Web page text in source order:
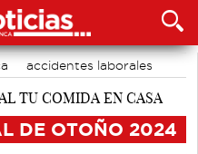
accidentes laborales
DE OTOÑO 2024